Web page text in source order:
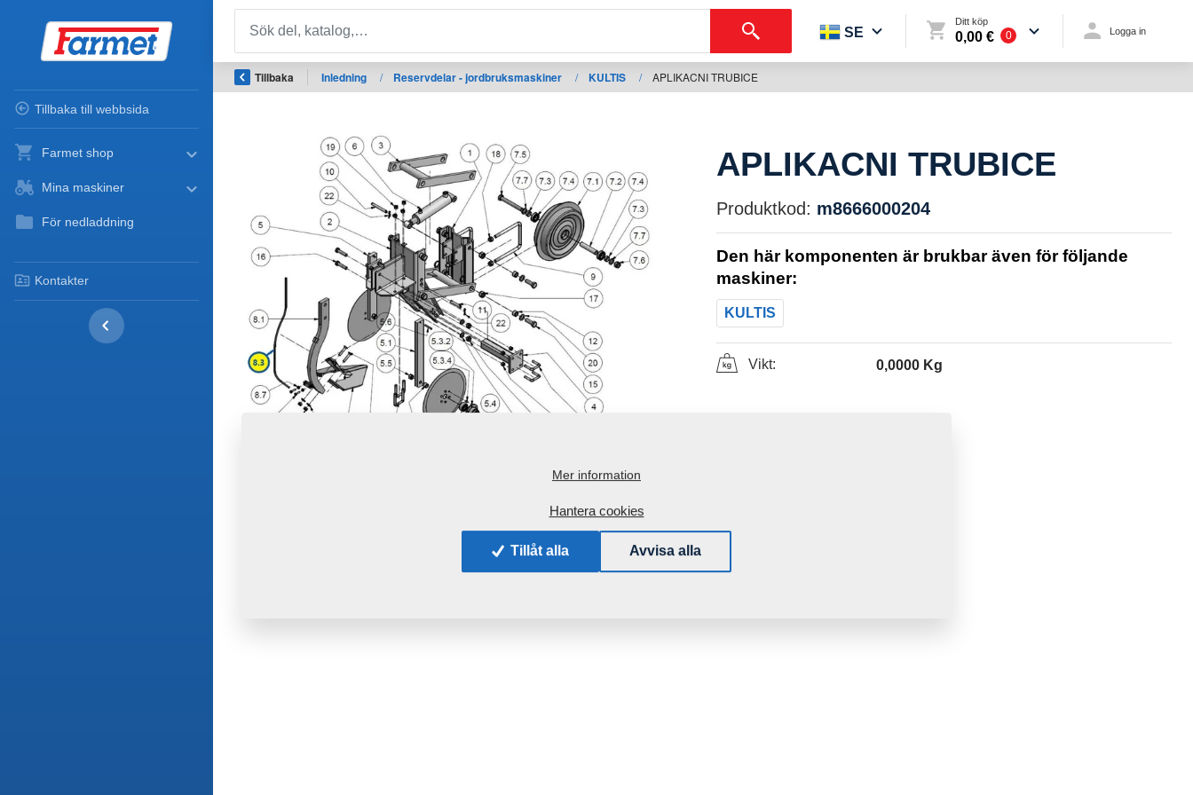
Tillbaka till webbsida
Farmet shop
Mina maskiner
För nedladdning
Kontakter
SE
Ditt köp
0,00 € 0 Logga in
Tillbaka Inledning / Reservdelar - jordbruksmaskiner / KULTIS / APLIKACNI TRUBICE
APLIKACNI TRUBICE
Produktkod: m8666000204
Den här komponenten är brukbar även för följande
maskiner:
KULTIS
Vikt: 0,0000 Kg
Mer information
Hantera cookies
Tillåt alla Avvisa alla